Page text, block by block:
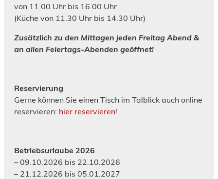
von 11.00 Uhr bis 16.00 Uhr
(Küche von 11.30 Uhr bis 14.30 Uhr)
Zusätzlich zu den Mittagen jeden Freitag Abend &
an allen Feiertags-Abenden geöffnet!
Reservierung
Gerne können Sie einen Tisch im Talblick auch online
reservieren: hier reservieren!
Betriebsurlaube 2026
– 09.10.2026 bis 22.10.2026
– 21.12.2026 bis 05.01.2027